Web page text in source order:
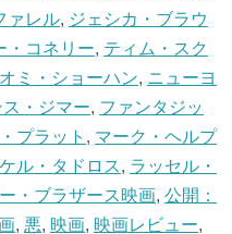
ァレル, ジェシカ・ブラウ
・コネリー, ティム・スク
ミ・ショーハン, ニューヨ
・ジマー, ファンタジッ
プラット , マーク・ヘルプ
ル・タドロス, ラッセル・
・ブラザース映画, 公開：
, 悪, 映画, 映画レビュー,